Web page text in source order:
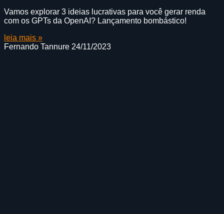
Vamos explorar 3 ideias lucrativas para você gerar renda
com os GPTs da OpenAI? Lançamento bombástico!
leia mais »
Fernando Tannure 24/11/2023